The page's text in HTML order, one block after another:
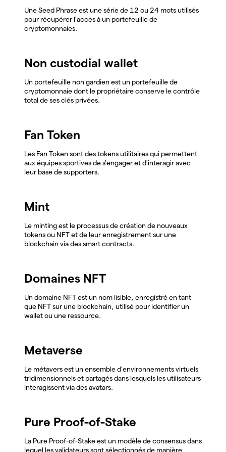
Une Seed Phrase est une série de 12 ou 24 mots utilisés
pour récupérer l'accès à un portefeuille de
cryptomonnaies.
Non custodial wallet
Un portefeuille non gardien est un portefeuille de
cryptomonnaie dont le propriétaire conserve le contrôle
total de ses clés privées.
Fan Token
Les Fan Token sont des tokens utilitaires qui permettent
aux équipes sportives de s'engager et d'interagir avec
leur base de supporters.
Mint
Le minting est le processus de création de nouveaux
tokens ou NFT et de leur enregistrement sur une
blockchain via des smart contracts.
Domaines NFT
Un domaine NFT est un nom lisible, enregistré en tant
que NFT sur une blockchain, utilisé pour identifier un
wallet ou une ressource.
Metaverse
Le métavers est un ensemble d'environnements virtuels
tridimensionnels et partagés dans lesquels les utilisateurs
interagissent via des avatars.
Pure Proof-of-Stake
La Pure Proof-of-Stake est un modèle de consensus dans
lequel les validateurs sont sélectionnés de manière